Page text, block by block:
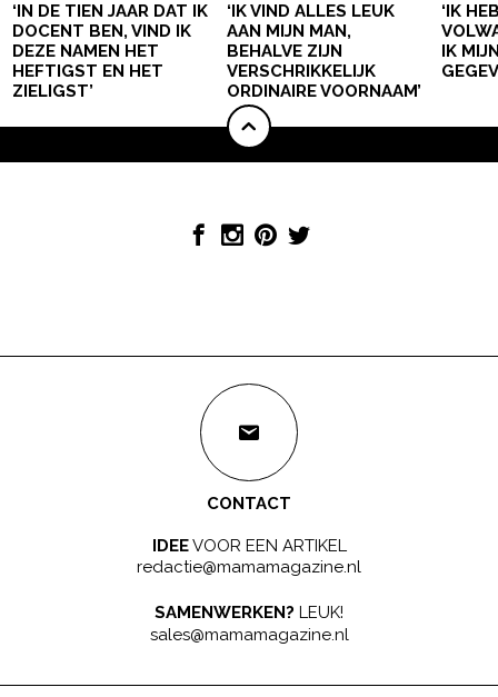
‘IN DE TIEN JAAR DAT IK
DOCENT BEN, VIND IK
DEZE NAMEN HET
HEFTIGST EN HET
ZIELIGST’
‘IK VIND ALLES LEUK
AAN MIJN MAN,
BEHALVE ZIJN
VERSCHRIKKELIJK
ORDINAIRE VOORNAAM’
‘IK
IK
CONTACT
IDEEVOOR EEN ARTIKEL
redactie@mamamagazine.nl
SAMENWERKEN? LEUK!
sales@mamamagazine.nl